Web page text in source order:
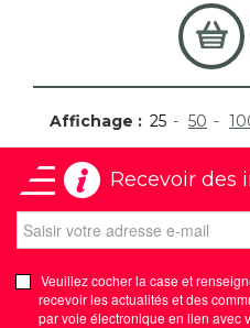
Affichage : 25 50
Recevoir des
Veuillez cocher la case et
recevoir les actualités et des
par voie électronique en lien avec